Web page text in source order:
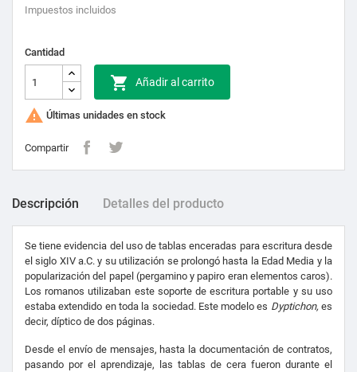
Impuestos incluidos
Cantidad
 Añadir al carrito
 Últimas unidades en stock
Compartir
Descripción Detalles del producto
Se tiene evidencia del uso de tablas enceradas para escritura desde
el siglo XIV a.C. y su utilización se prolongó hasta la Edad Media y la
popularización del papel (pergamino y papiro eran elementos caros).
Los romanos utilizaban este soporte de escritura portable y su uso
estaba extendido en toda la sociedad. Este modelo es Dyptichon, es
decir, díptico de dos páginas.
Desde el envío de mensajes, hasta la documentación de contratos,
pasando por el aprendizaje, las tablas de cera fueron durante el